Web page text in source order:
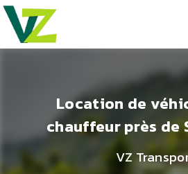
Location de
chauffeur près de
VZ
Panneau de gestion des cookies